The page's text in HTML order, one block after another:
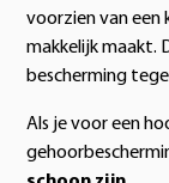
voorzien van een
makkelijk maakt.
bescherming
Als je voor een